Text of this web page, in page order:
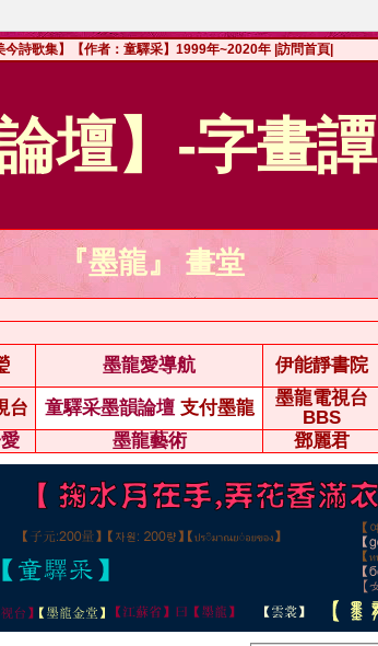
今詩歌集】【作者：童驛采】1999年~2020年 |訪問首頁|
論壇】-字畫譚
『墨龍』 畫堂
墨龍愛導航 伊能靜書院
台 童驛采墨韻論壇 支付墨龍
墨龍電視台
BBS
墨龍藝術 鄧麗君